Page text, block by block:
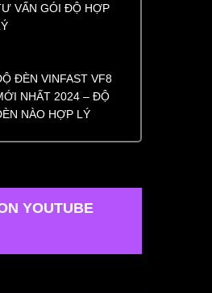
VẤN GÓI ĐỘ HỢP
ĐÈN VINFAST VF8
NHẤT 2024 – ĐỘ
NÀO HỢP LÝ
YOUTUBE